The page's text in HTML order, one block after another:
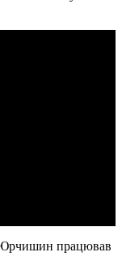
Юрчишин працював